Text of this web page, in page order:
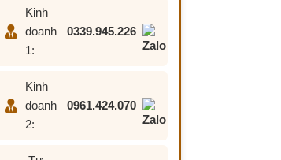
Kinh
doanh
1:
0339.945.226
Kinh
doanh
2:
0961.424.070